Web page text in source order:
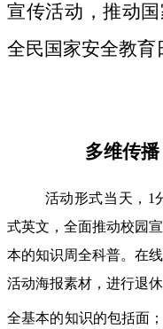
宣传活动，推动
全民国家安全教育
多维传
活动形式当天，1
式英文，全面推动校园
本的知识周全科普。在
活动海报素材，进行退
全基本的知识的包括面